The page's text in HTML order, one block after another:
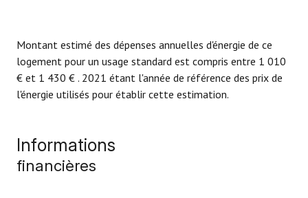
Montant estimé des dépenses annuelles d'énergie de ce
logement pour un usage standard est compris entre 1 010
€ et 1 430 € . 2021 étant l'année de référence des prix de
l'énergie utilisés pour établir cette estimation.
Informations
financières